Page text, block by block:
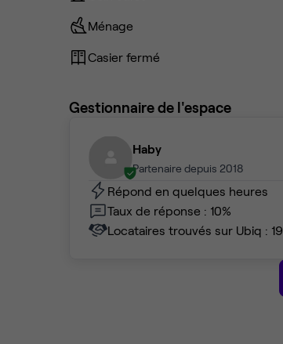
Ménage
Casier fermé
Gestionnaire de l'espace
Haby
Partenaire depuis 2018
Répond en quelques heures
Taux de réponse : 10%
Locataires trouvés sur Ubiq : 19